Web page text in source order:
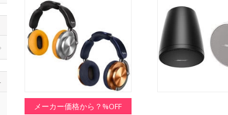
メーカー価格から？%OFF